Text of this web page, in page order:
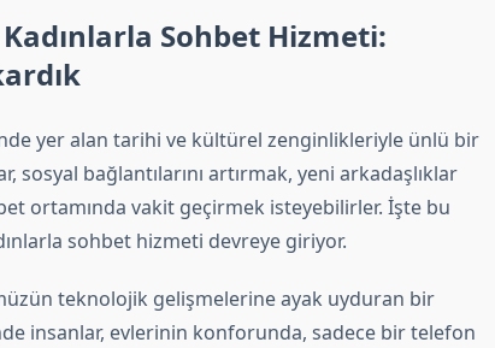
Sohbet Hizmeti:
yer alan tarihi ve kültürel zenginlikleriyle ünlü bir
sosyal bağlantılarını artırmak, yeni arkadaşlıklar
ortamında vakit geçirmek isteyebilirler. İşte bu
sohbet hizmeti devreye giriyor.
teknolojik gelişmelerine ayak uyduran bir
insanlar, evlerinin konforunda, sadece bir telefon